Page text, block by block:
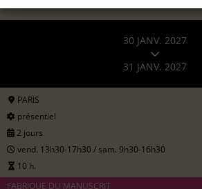
30 JANV. 2027
31 JANV. 2027
PARIS
présentiel
2 jours
vend. 13h30-17h30 / sam. 9h30-16h30
10 h.
FABRIQUE DU MANUSCRIT